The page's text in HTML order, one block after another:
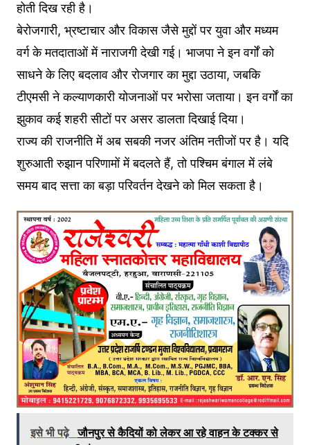
होती दिख रही है।
बेरोजगारी, भ्रष्टाचार और विकास जैसे मुद्दों पर युवा और मध्यम
वर्ग के मतदाताओं में नाराजगी देखी गई। भाजपा ने इन वर्गों को
साधने के लिए बदलाव और रोजगार का मुद्दा उठाया, जबकि
टीएमसी ने कल्याणकारी योजनाओं पर भरोसा जताया। इन वर्गों का
झुकाव कई शहरी सीटों पर असर डालता दिखाई दिया।
राज्य की राजनीति में अब सबकी नजर अंतिम नतीजों पर है। यदि
शुरुआती रुझान परिणामों में बदलते हैं, तो पश्चिम बंगाल में लंबे
समय बाद सत्ता का बड़ा परिवर्तन देखने को मिल सकता है।
इसे भी पढ़े जौनपुर से कैदियों को लेकर आ रहे वाहन के टक्कर से